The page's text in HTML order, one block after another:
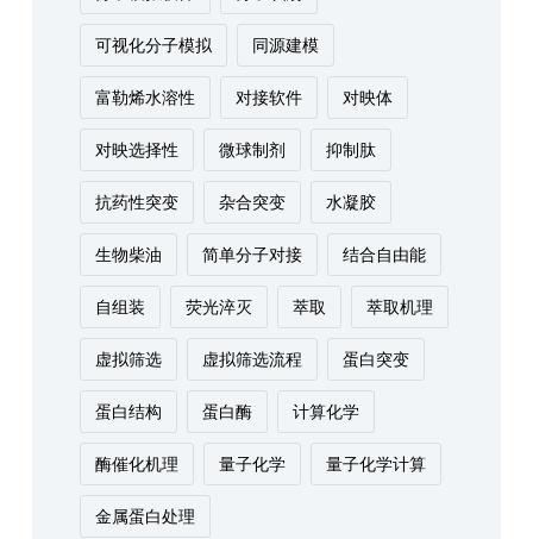
可视化分子模拟 同源建模
富勒烯水溶性 对接软件 对映体
对映选择性 微球制剂 抑制肽
抗药性突变 杂合突变 水凝胶
生物柴油 简单分子对接 结合自由能
自组装 荧光淬灭 萃取 萃取机理
虚拟筛选 虚拟筛选流程 蛋白突变
蛋白结构 蛋白酶 计算化学
酶催化机理 量子化学 量子化学计算
金属蛋白处理